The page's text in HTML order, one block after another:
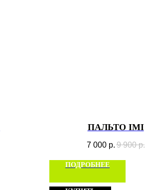
ПАЛЬТО IMI
7 000 р. 9 900 р.
ПОДРОБНЕЕ